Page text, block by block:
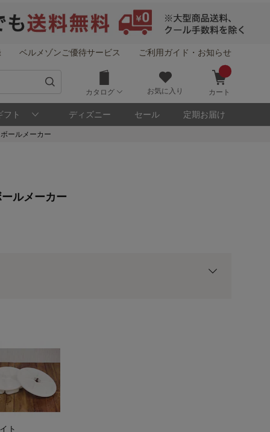
ベルメゾンご優待サービス ご利用ガイド・お知らせ
カタログ お気に入り カート
フト ディズニー セール 定期お届け
ールメーカー
ルメーカー
の基本ポイントに対して適用されます。
ト